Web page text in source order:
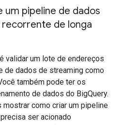
um pipeline de dados
de longa
validar um lote de endereços
de dados de streaming como
também pode ter os
de dados do BigQuery.
mostrar como criar um pipeline
ser acionado